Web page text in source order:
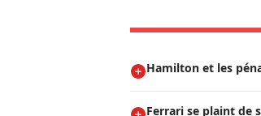
Hamilton et les
Ferrari se plaint de